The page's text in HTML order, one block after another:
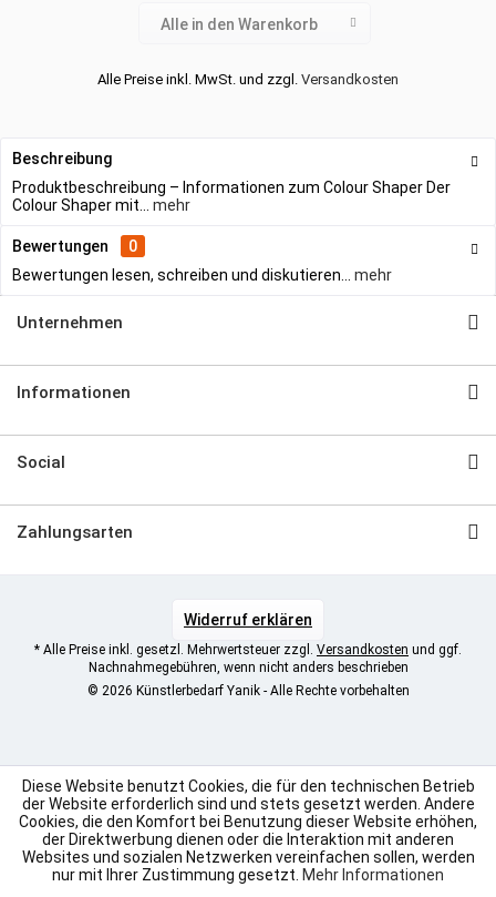
Alle Preise inkl. MwSt. und zzgl. Versandkosten
Alle in den Warenkorb
Beschreibung
Produktbeschreibung – Informationen zum Colour Shaper Der
Colour Shaper mit...
mehr
Bewertungen
0
Bewertungen lesen, schreiben und diskutieren...
mehr
Unternehmen
Informationen
Social
Zahlungsarten
Widerruf erklären
* Alle Preise inkl. gesetzl. Mehrwertsteuer zzgl. Versandkosten und ggf.
Nachnahmegebühren, wenn nicht anders beschrieben
© 2026 Künstlerbedarf Yanik - Alle Rechte vorbehalten
Diese Website benutzt Cookies, die für den technischen Betrieb
der Website erforderlich sind und stets gesetzt werden. Andere
Cookies, die den Komfort bei Benutzung dieser Website erhöhen,
der Direktwerbung dienen oder die Interaktion mit anderen
Websites und sozialen Netzwerken vereinfachen sollen, werden
nur mit Ihrer Zustimmung gesetzt. Mehr Informationen